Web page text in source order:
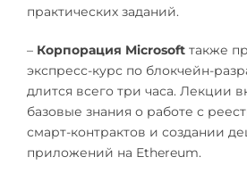
практических заданий.
– Корпорация Microsoft также
экспресс-курс по блокчейн-
длится всего три часа. Лекции
базовые знания о работе с
смарт-контрактов и создании
приложений на Ethereum.